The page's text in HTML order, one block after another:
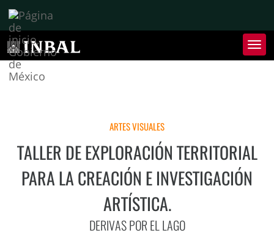
de
de
ARTES VISUALES
TALLER DE EXPLORACIÓN TERRITORIAL
PARA LA CREACIÓN E INVESTIGACIÓN
ARTÍSTICA.
DERIVAS POR EL LAGO